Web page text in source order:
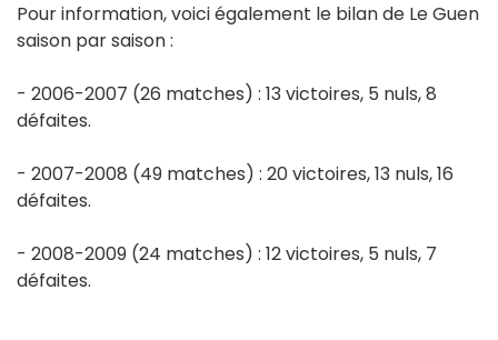
Pour information, voici également le bilan de Le Guen
saison par saison :
- 2006-2007 (26 matches) : 13 victoires, 5 nuls, 8
défaites.
- 2007-2008 (49 matches) : 20 victoires, 13 nuls, 16
défaites.
- 2008-2009 (24 matches) : 12 victoires, 5 nuls, 7
défaites.